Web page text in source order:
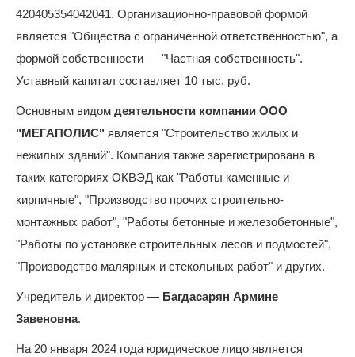
420405354042041. Организационно-правовой формой
является "Общества с ограниченной ответственностью", а
формой собственности — "Частная собственность".
Уставный капитал составляет 10 тыс. руб.
Основным видом деятельности компании ООО
"МЕГАПОЛИС" является "Строительство жилых и
нежилых зданий". Компания также зарегистрирована в
таких категориях ОКВЭД как "Работы каменные и
кирпичные", "Производство прочих строительно-
монтажных работ", "Работы бетонные и железобетонные",
"Работы по установке строительных лесов и подмостей",
"Производство малярных и стекольных работ" и других.
Учредитель и директор — Багдасарян Армине
Завеновна.
На 20 января 2024 года юридическое лицо является